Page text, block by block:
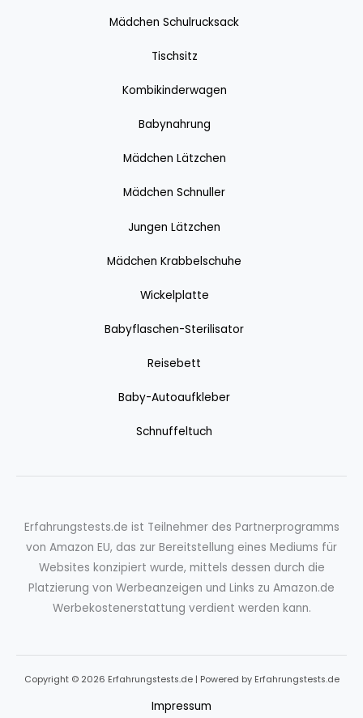
Mädchen Schulrucksack
Tischsitz
Kombikinderwagen
Babynahrung
Mädchen Lätzchen
Mädchen Schnuller
Jungen Lätzchen
Mädchen Krabbelschuhe
Wickelplatte
Babyflaschen-Sterilisator
Reisebett
Baby-Autoaufkleber
Schnuffeltuch
Erfahrungstests.de ist Teilnehmer des Partnerprogramms
von Amazon EU, das zur Bereitstellung eines Mediums für
Websites konzipiert wurde, mittels dessen durch die
Platzierung von Werbeanzeigen und Links zu Amazon.de
Werbekostenerstattung verdient werden kann.
Copyright © 2026 Erfahrungstests.de | Powered by Erfahrungstests.de
Impressum